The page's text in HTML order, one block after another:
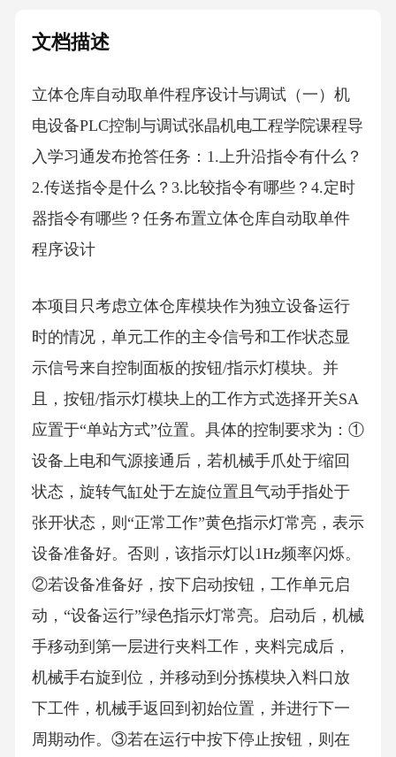
文档描述
立体仓库自动取单件程序设计与调试（一）机
电设备PLC控制与调试张晶机电工程学院课程导
入学习通发布抢答任务：1.上升沿指令有什么？
2.传送指令是什么？3.比较指令有哪些？4.定时
器指令有哪些？任务布置立体仓库自动取单件
程序设计
本项目只考虑立体仓库模块作为独立设备运行
时的情况，单元工作的主令信号和工作状态显
示信号来自控制面板的按钮/指示灯模块。并
且，按钮/指示灯模块上的工作方式选择开关SA
应置于“单站方式”位置。具体的控制要求为：①
设备上电和气源接通后，若机械手爪处于缩回
状态，旋转气缸处于左旋位置且气动手指处于
张开状态，则“正常工作”黄色指示灯常亮，表示
设备准备好。否则，该指示灯以1Hz频率闪烁。
②若设备准备好，按下启动按钮，工作单元启
动，“设备运行”绿色指示灯常亮。启动后，机械
手移动到第一层进行夹料工作，夹料完成后，
机械手右旋到位，并移动到分拣模块入料口放
下工件，机械手返回到初始位置，并进行下一
周期动作。③若在运行中按下停止按钮，则在